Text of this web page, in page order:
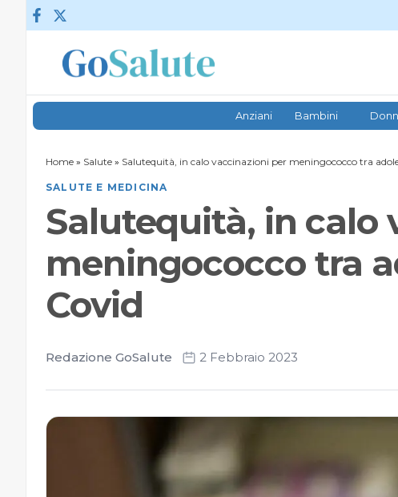
Vai al contenuto
Anziani Bambini
Home » Salute » Salutequità, in calo vaccinazioni per meningococco tra
SALUTE E MEDICINA
Salutequità, in calo
meningococco tra
Covid
Redazione GoSalute 2 Febbraio 2023